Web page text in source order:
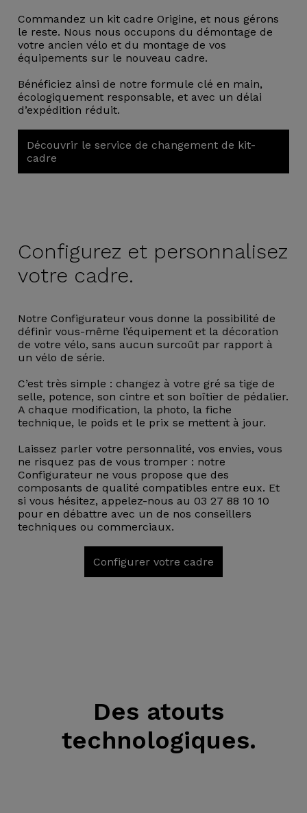
Commandez un kit cadre Origine, et nous gérons
le reste. Nous nous occupons du démontage de
votre ancien vélo et du montage de vos
équipements sur le nouveau cadre.
Bénéficiez ainsi de notre formule clé en main,
écologiquement responsable, et avec un délai
d’expédition réduit.
Découvrir le service de changement de kit-
cadre
Configurez et personnalisez
votre cadre.
Notre Configurateur vous donne la possibilité de
définir vous-même l’équipement et la décoration
de votre vélo, sans aucun surcoût par rapport à
un vélo de série.
C’est très simple : changez à votre gré sa tige de
selle, potence, son cintre et son boîtier de pédalier.
A chaque modification, la photo, la fiche
technique, le poids et le prix se mettent à jour.
Laissez parler votre personnalité, vos envies, vous
ne risquez pas de vous tromper : notre
Configurateur ne vous propose que des
composants de qualité compatibles entre eux. Et
si vous hésitez, appelez-nous au 03 27 88 10 10
pour en débattre avec un de nos conseillers
techniques ou commerciaux.
Configurer votre cadre
Des atouts
technologiques.